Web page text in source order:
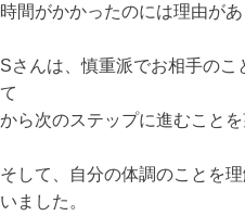
時間がかかったのには理由があ
Sさんは、慎重派でお相手の
て
から次のステップに進むことを
そして、自分の体調のことを
いました。